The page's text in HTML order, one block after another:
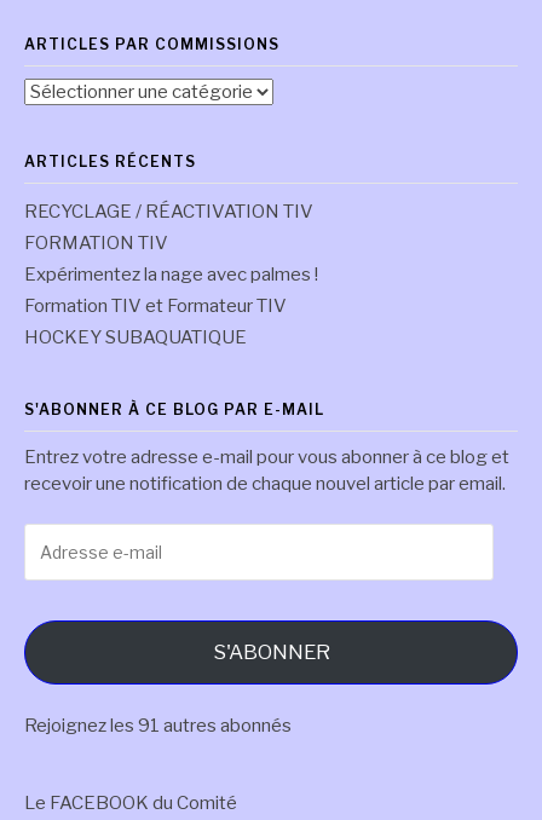
ARTICLES PAR COMMISSIONS
Articles
ARTICLES RÉCENTS
RECYCLAGE / RÉACTIVATION TIV
FORMATION TIV
Expérimentez la nage avec palmes !
Formation TIV et Formateur TIV
HOCKEY SUBAQUATIQUE
S'ABONNER À CE BLOG PAR E-MAIL
Entrez votre adresse e-mail pour vous abonner à ce blog et
recevoir une notification de chaque nouvel article par email.
e-
S'ABONNER
Rejoignez les 91 autres abonnés
Le FACEBOOK du Comité